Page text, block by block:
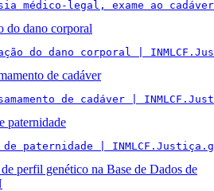
médico-legal, exame ao
do dano corporal
do dano corporal |
de cadáver
de cadáver |
paternidade
de paternidade |
perfil genético na Base de Dados de